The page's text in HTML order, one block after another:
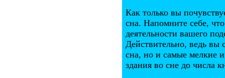
Как только вы
сна. Напомните себе,
деятельности вашего
Действительно, ведь вы
сна, но и самые мелкие
здания во сне до числа